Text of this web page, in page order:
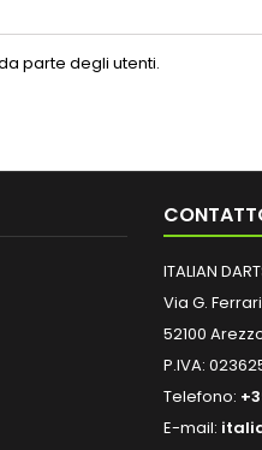
parte degli utenti.
ITALIAN
Via G.
52100
P.IVA:
Telefono:
E-mail: